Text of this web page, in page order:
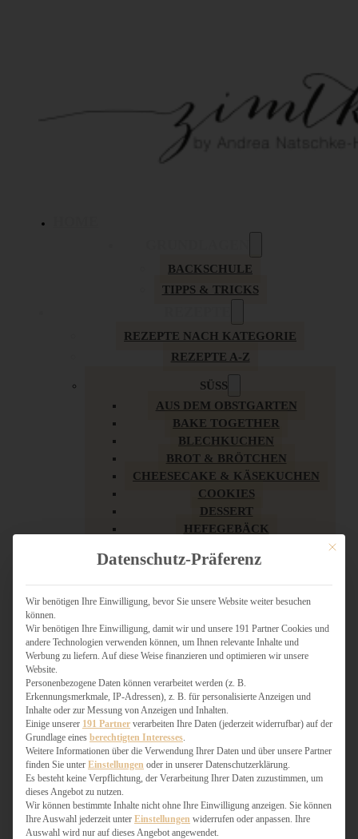
BACKSCHULE
TIPPS & TRICKS
REZEPTE NACH KATEGORIE
REZEPTE A-Z
SÜSS
AUS DEM OBSTGARTEN
BAKE TOGETHER
BLECHKUCHEN
BROT & BRÖTCHEN
CHEESECAKE & KÄSEKUCHEN
COOKIES
DESSERT
HEFEGEBÄCK
KUCHEN
LOW CARB & GESÜNDER
MY AMERICAN BAKERY
SCHOKOLADIGES
SÜSSES HAUPTGERICHT
TÖRTCHEN
VEGAN SÜSS
WEIHNACHTSBÄCKEREI
HERZHAFT
BURGER & SANDWICHES
FIX AUF DEM TISCH
Mit
Datenschutz-Präferenz
Wir benötigen Ihre Einwilligung, bevor Sie unsere Website weiter besuchen
können.
Wir benötigen Ihre Einwilligung, damit wir und unsere 191 Partner Cookies und
andere Technologien verwenden können, um Ihnen relevante Inhalte und
Werbung zu liefern. Auf diese Weise finanzieren und optimieren wir unsere
Website.
Personenbezogene Daten können verarbeitet werden (z. B.
Erkennungsmerkmale, IP-Adressen), z. B. für personalisierte Anzeigen und
Inhalte oder zur Messung von Anzeigen und Inhalten.
Einige unserer 191 Partner verarbeiten Ihre Daten (jederzeit widerrufbar) auf der
Grundlage eines berechtigten Interesses
Weitere Informationen über die Verwendung Ihrer Daten und über unsere Partner
finden Sie unter Einstellungen oder in unserer Datenschutzerklärung.
Es besteht keine Verpflichtung, der Verarbeitung Ihrer Daten zuzustimmen, um
dieses Angebot zu nutzen.
Wir können bestimmte Inhalte nicht ohne Ihre Einwilligung anzeigen. Sie können
Ihre Auswahl jederzeit unter Einstellungen widerrufen oder anpassen. Ihre
Auswahl wird nur auf dieses Angebot angewendet.